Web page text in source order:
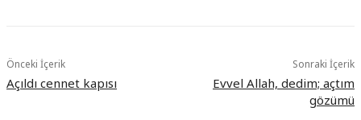
Önceki İçerik
Açıldı cennet kapısı
Sonraki İçerik
Evvel Allah, dedim; açtım
gözümü